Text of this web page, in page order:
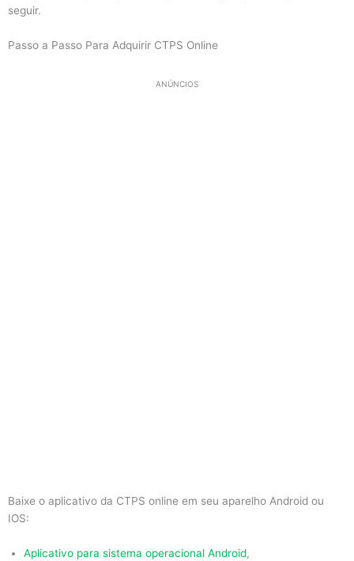
seguir.
Passo a Passo Para Adquirir CTPS Online
ANÚNCIOS
Baixe o aplicativo da CTPS online em seu aparelho Android ou
IOS:
Aplicativo para sistema operacional Android,